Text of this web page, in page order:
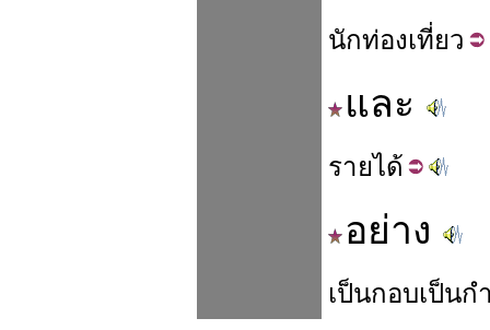
นักท่องเที่ยว
และ
รายได้
อย่าง
เป็นกอบเป็นก